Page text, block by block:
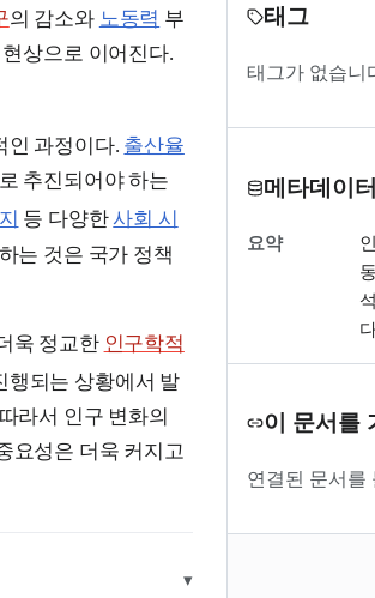
의 감소와 노동력 부
상으로 이어진다.
인 과정이다. 출산율
추진되어야 하는
등 다양한사회 시
는 것은 국가 정책
욱 정교한 인구학적
행되는 상황에서 발
라서 인구 변화의
요성은 더욱 커지고
▾
태그
태그가 없습니
메타데이터
요약
이 문서를
연결된 문서를